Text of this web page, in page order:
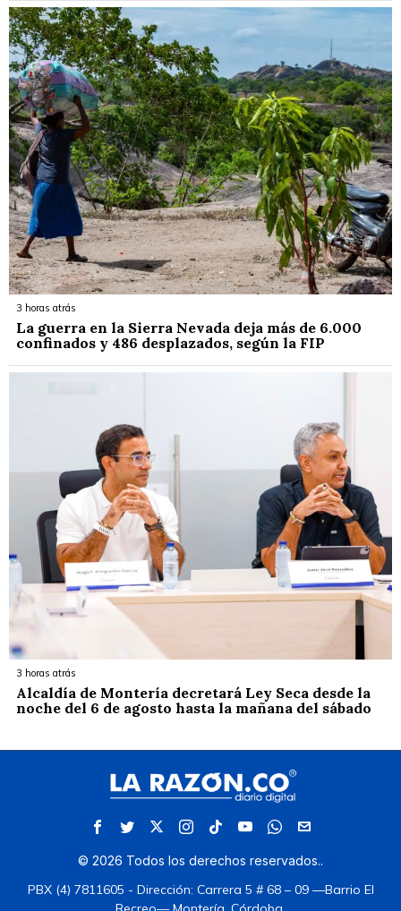
3 horas atrás
La guerra en la Sierra Nevada deja más de 6.000
confinados y 486 desplazados, según la FIP
3 horas atrás
Alcaldía de Montería decretará Ley Seca desde la
noche del 6 de agosto hasta la mañana del sábado
© 2026 Todos los derechos reservados..
PBX (4) 7811605 - Dirección: Carrera 5 # 68 – 09 —Barrio El